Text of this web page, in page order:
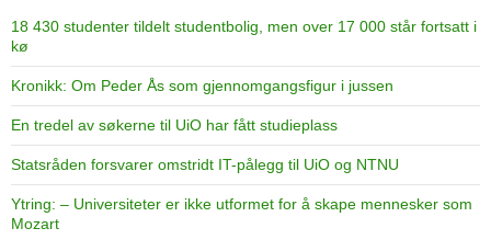
18 430 studenter tildelt studentbolig, men over 17 000 står fortsatt i
kø
Kronikk: Om Peder Ås som gjennomgangsfigur i jussen
En tredel av søkerne til UiO har fått studieplass
Statsråden forsvarer omstridt IT-pålegg til UiO og NTNU
Ytring: – Universiteter er ikke utformet for å skape mennesker som
Mozart